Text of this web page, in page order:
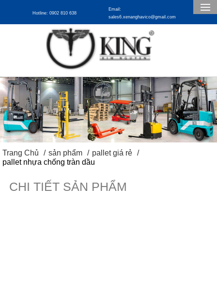
Hotline: 0902 810 638
Email:
sales6.xenanghavico@gmail.com
Trang Chủ sản phẩm
pallet giá rẻ
pallet nhựa chống tràn dầu
CHI TIẾT SẢN PHẨM